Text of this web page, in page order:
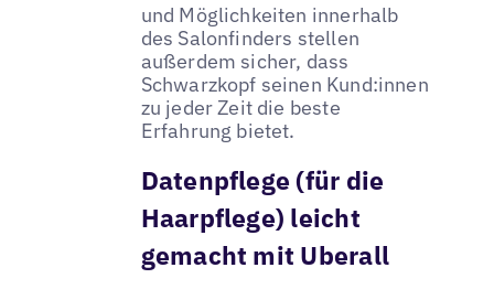
und Möglichkeiten innerhalb
des Salonfinders stellen
außerdem sicher, dass
Schwarzkopf seinen Kund:innen
zu jeder Zeit die beste
Erfahrung bietet.
Datenpflege (für die
Haarpflege) leicht
gemacht mit Uberall